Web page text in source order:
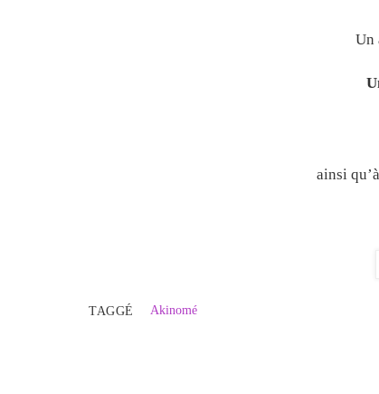
Un
ainsi
TAGGÉ Akinomé